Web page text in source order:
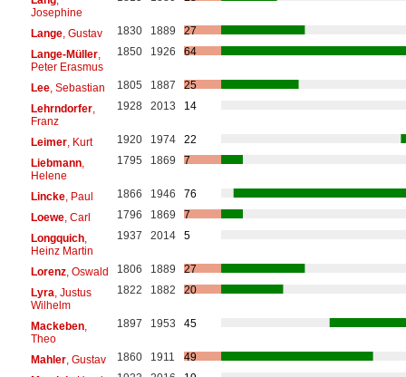
Josephine
Lange, Gustav 1830 1889
27
Lange-Müller,
Peter Erasmus
1850 1926 64
Lee, Sebastian 1805 1887
25
Lehrndorfer,
Franz
1928 2013 14
Leimer, Kurt 1920 1974
22
Liebmann,
Helene
1795 1869 7
Lincke, Paul 1866 1946
76
Loewe, Carl 1796 1869
7
Longquich,
Heinz Martin
1937 2014 5
Lorenz, Oswald 1806 1889
27
Lyra , Justus
Wilhelm
1822 1882 20
Mackeben,
Theo
1897 1953 45
Mahler, Gustav 1860 1911
49